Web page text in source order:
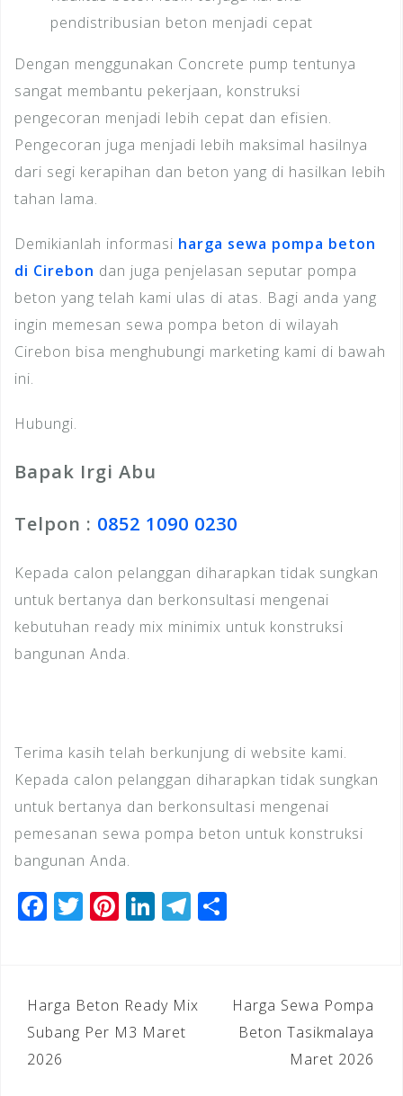
pendistribusian beton menjadi cepat
Dengan menggunakan Concrete pump tentunya
sangat membantu pekerjaan, konstruksi
pengecoran menjadi lebih cepat dan efisien.
Pengecoran juga menjadi lebih maksimal hasilnya
dari segi kerapihan dan beton yang di hasilkan lebih
tahan lama.
Demikianlah informasi harga sewa pompa beton
di Cirebon dan juga penjelasan seputar pompa
beton yang telah kami ulas di atas. Bagi anda yang
ingin memesan sewa pompa beton di wilayah
Cirebon bisa menghubungi marketing kami di bawah
ini.
Hubungi.
Bapak Irgi Abu
Telpon : 0852 1090 0230
Kepada calon pelanggan diharapkan tidak sungkan
untuk bertanya dan berkonsultasi mengenai
kebutuhan ready mix minimix untuk konstruksi
bangunan Anda.
Terima kasih telah berkunjung di website kami.
Kepada calon pelanggan diharapkan tidak sungkan
untuk bertanya dan berkonsultasi mengenai
pemesanan sewa pompa beton untuk konstruksi
bangunan Anda.
F
e
b
o
T
e
r
Pi
r
e
st
Li
e
dI
n
T
gr
a
e
Navigasi
pos
Harga Beton Ready Mix
Subang Per M3 Maret
2026
Harga Sewa Pompa
Beton Tasikmalaya
Maret 2026